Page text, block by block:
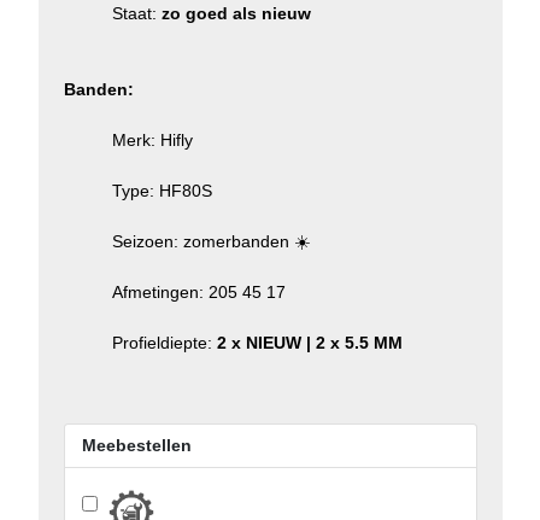
Staat: zo goed als nieuw
Banden:
Merk: Hifly
Type: HF80S
Seizoen: zomerbanden ☀️
Afmetingen: 205 45 17
Profieldiepte: 2 x NIEUW | 2 x 5.5 MM
Meebestellen